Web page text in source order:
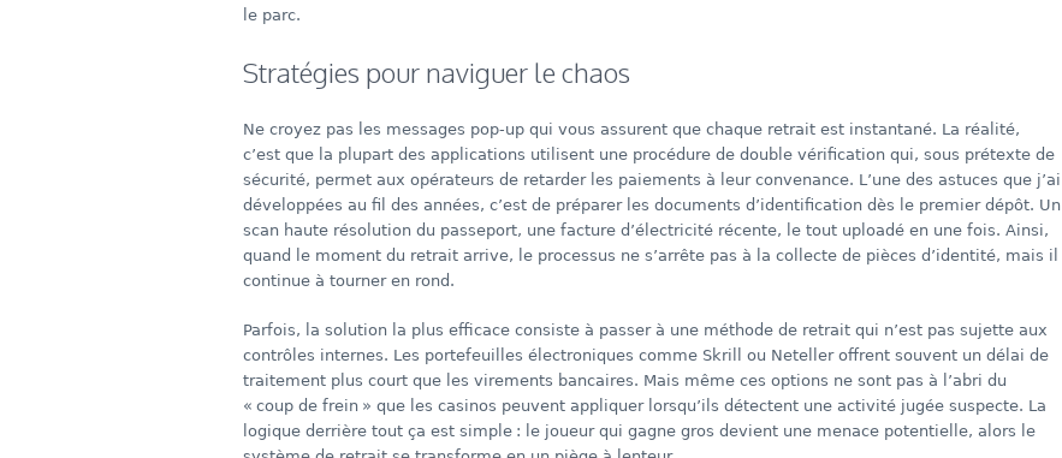
le parc.
Stratégies pour naviguer le chaos
Ne croyez pas les messages pop‑up qui vous assurent que chaque retrait est instantané. La réalité,
c’est que la plupart des applications utilisent une procédure de double vérification qui, sous prétexte de
sécurité, permet aux opérateurs de retarder les paiements à leur convenance. L’une des astuces que j’ai
développées au fil des années, c’est de préparer les documents d’identification dès le premier dépôt. Un
scan haute résolution du passeport, une facture d’électricité récente, le tout uploadé en une fois. Ainsi,
quand le moment du retrait arrive, le processus ne s’arrête pas à la collecte de pièces d’identité, mais il
continue à tourner en rond.
Parfois, la solution la plus efficace consiste à passer à une méthode de retrait qui n’est pas sujette aux
contrôles internes. Les portefeuilles électroniques comme Skrill ou Neteller offrent souvent un délai de
traitement plus court que les virements bancaires. Mais même ces options ne sont pas à l’abri du
« coup de frein » que les casinos peuvent appliquer lorsqu’ils détectent une activité jugée suspecte. La
logique derrière tout ça est simple : le joueur qui gagne gros devient une menace potentielle, alors le